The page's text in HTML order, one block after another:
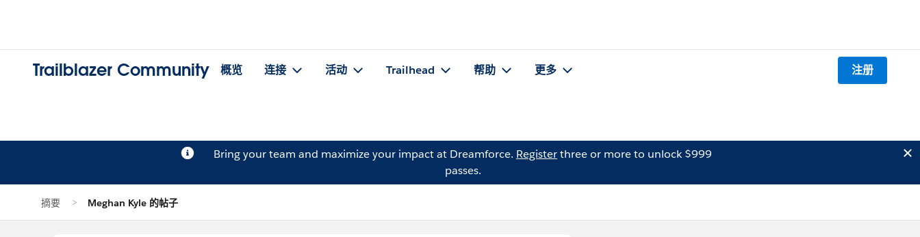
Trailblazer Community 概览 连接 活动 Trailhead 帮助 更多 注册
Bring your team and maximize your impact at Dreamforce. Registerthree or more to unlock $999
passes.
摘要 Meghan Kyle 的帖子